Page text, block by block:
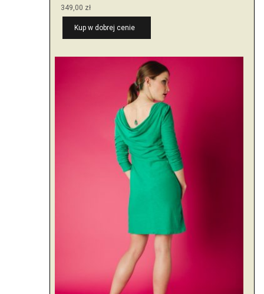
349,00 zł
Kup w dobrej cenie